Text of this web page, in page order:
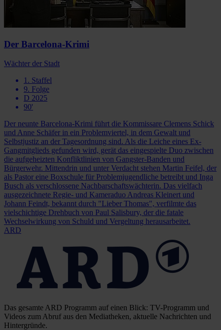
Der Barcelona-Krimi
Wächter der Stadt
1. Staffel
9. Folge
D 2025
90'
Der neunte Barcelona-Krimi führt die Kommissare Clemens Schick
und Anne Schäfer in ein Problemviertel, in dem Gewalt und
Selbstjustiz an der Tagesordnung sind. Als die Leiche eines Ex-
Gangmitglieds gefunden wird, gerät das eingespielte Duo zwischen
die aufgeheizten Konfliktlinien von Gangster-Banden und
Bürgerwehr. Mittendrin und unter Verdacht stehen Martin Feifel, der
als Pastor eine Boxschule für Problemjugendliche betreibt und Inga
Busch als verschlossene Nachbarschaftswächterin. Das vielfach
ausgezeichnete Regie- und Kameraduo Andreas Kleinert und
Johann Feindt, bekannt durch "Lieber Thomas", verfilmte das
vielschichtige Drehbuch von Paul Salisbury, der die fatale
Wechselwirkung von Schuld und Vergeltung herausarbeitet.
ARD
Das gesamte ARD Programm auf einen Blick: TV-Programm und
Videos zum Abruf aus den Mediatheken, aktuelle Nachrichten und
Hintergründe.